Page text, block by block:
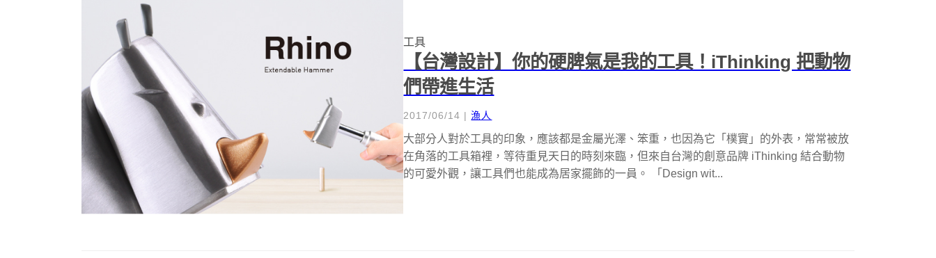
工具
【台灣設計】你的硬脾氣是我的工具！iThinking 把動物
們帶進生活
2017/06/14 |漁人
大部分人對於工具的印象，應該都是金屬光澤、笨重，也因為它「樸實」的外表，常常被放
在角落的工具箱裡，等待重見天日的時刻來臨，但來自台灣的創意品牌 iThinking 結合動物
的可愛外觀，讓工具們也能成為居家擺飾的一員。 「Design wit...